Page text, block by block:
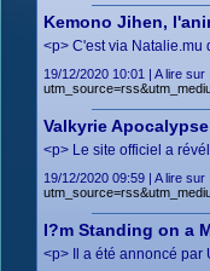
Kemono Jihen,
<p> C'est via Natalie.mu
19/12/2020 10:01 | A lire sur :
Valkyrie
<p> Le site officiel a
19/12/2020 09:59 | A lire sur :
I?m Standing on a
<p> Il a été annoncé par